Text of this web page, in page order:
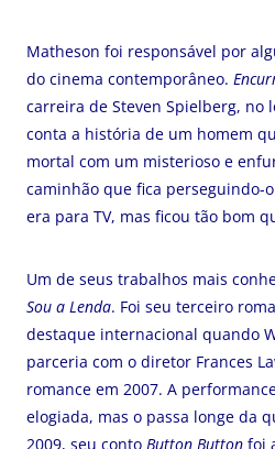
Matheson foi responsável por
do cinema contemporâneo.
carreira de Steven Spielberg, no
conta a história de um homem
mortal com um misterioso e
caminhão que fica perseguindo-
era para TV, mas ficou tão bom
Um de seus trabalhos mais
Sou a Lenda. Foi seu terceiro
destaque internacional quando
parceria com o diretor Frances
romance em 2007. A
elogiada, mas o passa longe da
2009, seu conto Button Button foi